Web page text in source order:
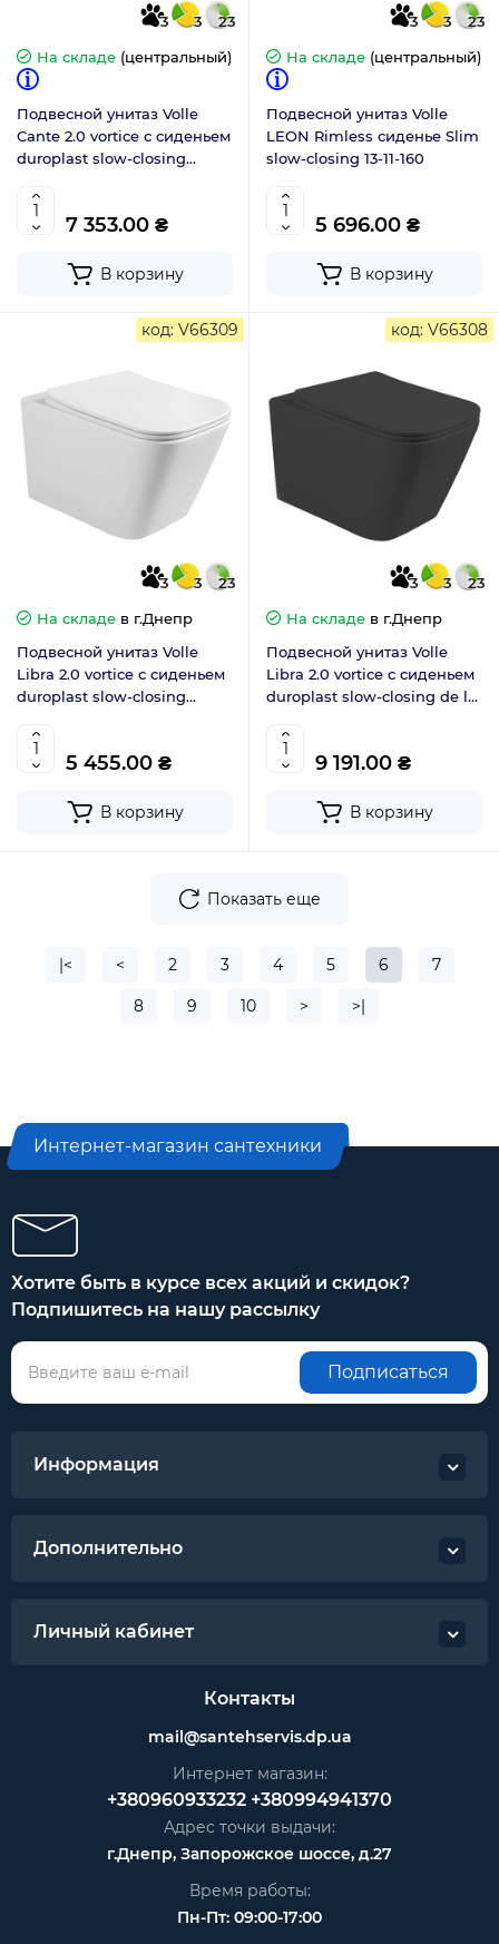
3 3
23
На складе (центральный)
Подвесной унитаз Volle
Cante 2.0 vortice с сиденьем
duroplast slow-closing
7 353.00 ₴
В корзину
3 3
23
На складе (центральный)
Подвесной унитаз Volle
LEON Rimless сиденье Slim
slow-closing 13-11-160
5 696.00 ₴
В корзину
код: V66309
3 3
23
На складе в г.Днепр
Подвесной унитаз Volle
Libra 2.0 vortice с сиденьем
duroplast slow-closing
5 455.00 ₴
В корзину
код: V66308
3 3
23
На складе в г.Днепр
Подвесной унитаз Volle
Libra 2.0 vortice с сиденьем
duroplast slow-closing de la
1321.001004
9 191.00 ₴
В корзину
Показать еще
|< < 2 3 4 5 6 7
8 9 10 > >|
Интернет-магазин сантехники
Хотите быть в курсе всех акций и скидок?
Подпишитесь на нашу рассылку
Подписаться
Информация
Дополнительно
Личный кабинет
Контакты
mail@santehservis.dp.ua
Интернет магазин:
+380960933232 +380994941370
Адрес точки выдачи:
г.Днепр, Запорожское шоссе, д.27
Время работы:
Пн-Пт: 09:00-17:00